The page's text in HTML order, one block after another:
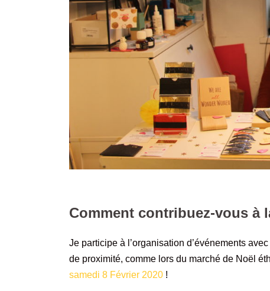
Comment contribuez-vous à
Je participe à l’organisation d’événements
de proximité, comme lors du marché de Noël
samedi 8 Février 2020 !